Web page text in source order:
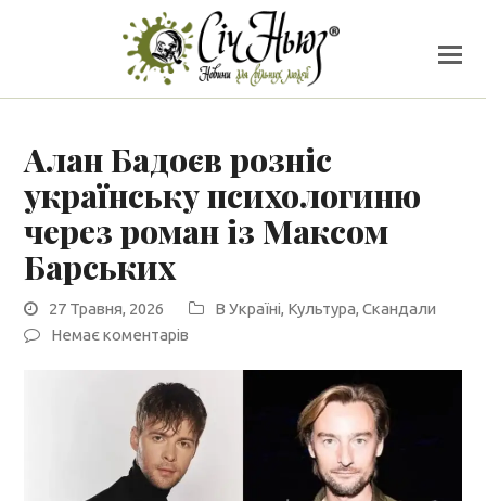
Алан Бадоєв розніс
українську психологиню
через роман із Максом
Барських
27 Травня, 2026 В Україні, Культура,Скандали
Немає коментарів